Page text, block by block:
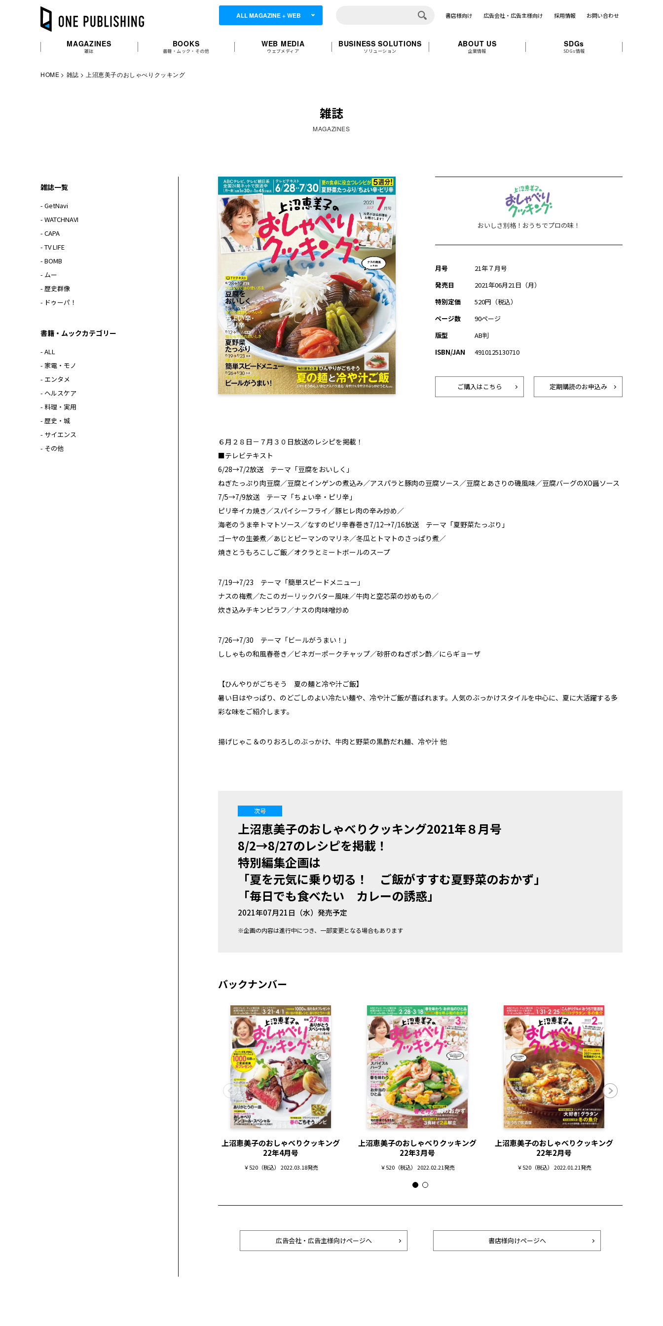
ALL MAGAZINE + WEB 書店様向け 広告会社・広告主様向け 採用情報 お問い合わせ
MAGAZINES
雑誌
BOOKS
書籍・ムック・その他
WEB MEDIA
ウェブメディア
BUSINESS SOLUTIONS
ソリューション
ABOUT US
企業情報
SDGs
SDGs情報
HOME 雑誌 上沼恵美子のおしゃべりクッキング
雑誌
MAGAZINES
おいしさ別格！おうちでプロの味！
月号
21年７月号
発売日
2021年06月21日（月）
特別定価
520円（税込）
ページ数
90ページ
版型
AB判
ISBN/JAN
4910125130710
ご購入はこちら 定期購読のお申込み
６月２８日－７月３０日放送のレシピを掲載！
■テレビテキスト
6/28→7/2放送 テーマ「豆腐をおいしく」
ねぎたっぷり肉豆腐／豆腐とインゲンの煮込み／アスパラと豚肉の豆腐ソース／豆腐とあさりの磯風味／豆腐バーグのXO醤ソース
7/5→7/9放送 テーマ「ちょい辛・ピリ辛」
ピリ辛イカ焼き／スパイシーフライ／豚ヒレ肉の辛み炒め／
海老のうま辛トマトソース／なすのピリ辛春巻き7/12→7/16放送 テーマ「夏野菜たっぷり」
ゴーヤの生姜煮／あじとピーマンのマリネ／冬瓜とトマトのさっぱり煮／
焼きとうもろこしご飯／オクラとミートボールのスープ
7/19→7/23 テーマ「簡単スピードメニュー」
ナスの梅煮／たこのガーリックバター風味／牛肉と空芯菜の炒めもの／
炊き込みチキンピラフ／ナスの肉味噌炒め
7/26→7/30 テーマ「ビールがうまい！」
ししゃもの和風春巻き／ビネガーポークチャップ／砂肝のねぎポン酢／にらギョーザ
【ひんやりがごちそう 夏の麺と冷や汁ご飯】
暑い日はやっぱり、のどごしのよい冷たい麺や、冷や汁ご飯が喜ばれます。人気のぶっかけスタイルを中心に、夏に大活躍する多
彩な味をご紹介します。
揚げじゃこ＆のりおろしのぶっかけ、牛肉と野菜の黒酢だれ麺、冷や汁 他
次号
上沼恵美子のおしゃべりクッキング2021年８月号
8/2→8/27のレシピを掲載！
特別編集企画は
「夏を元気に乗り切る！ ご飯がすすむ夏野菜のおかず」
「毎日でも食べたい カレーの誘惑」
2021年07月21日（水）発売予定
※企画の内容は進行中につき、一部変更となる場合もあります
バックナンバー
上沼恵美子のおしゃべりクッキング
22年4月号
￥520（税込） 2022.03.18発売
上沼恵美子のおしゃべりクッキング
22年3月号
￥520（税込） 2022.02.21発売
上沼恵美子のおしゃべりクッキング
22年2月号
￥520（税込） 2022.01.21発売
広告会社・広告主様向けページへ 書店様向けページへ
雑誌一覧
- GetNavi
- WATCHNAVI
- CAPA
- TV LIFE
- BOMB
- ムー
- 歴史群像
- ドゥーパ！
書籍・ムックカテゴリー
- ALL
- 家電・モノ
- エンタメ
- ヘルスケア
- 料理・実用
- 歴史・城
- サイエンス
- その他